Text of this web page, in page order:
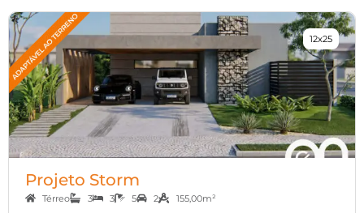
Projeto Storm
Térreo 3 3 5 2 155,00m²
12x25